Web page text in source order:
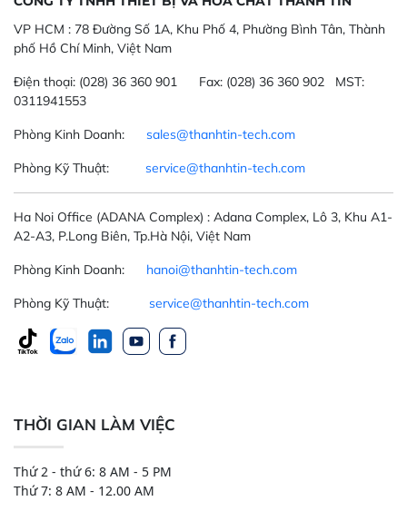
VP HCM : 78 Đường Số 1A, Khu Phố 4, Phường Bình Tân, Thành
phố Hồ Chí Minh, Việt Nam
Điện thoại: (028) 36 360 901 Fax: (028) 36 360 902 MST:
0311941553
Phòng Kinh Doanh: sales@thanhtin-tech.com
Phòng Kỹ Thuật: service@thanhtin-tech.com
Ha Noi Office (ADANA Complex) : Adana Complex, Lô 3, Khu A1-
A2-A3, P.Long Biên, Tp.Hà Nội, Việt Nam
Phòng Kinh Doanh: hanoi@thanhtin-tech.com
Phòng Kỹ Thuật: service@thanhtin-tech.com
THỜI GIAN LÀM VIỆC
Thứ 2 - thứ 6: 8 AM - 5 PM
Thứ 7: 8 AM - 12.00 AM